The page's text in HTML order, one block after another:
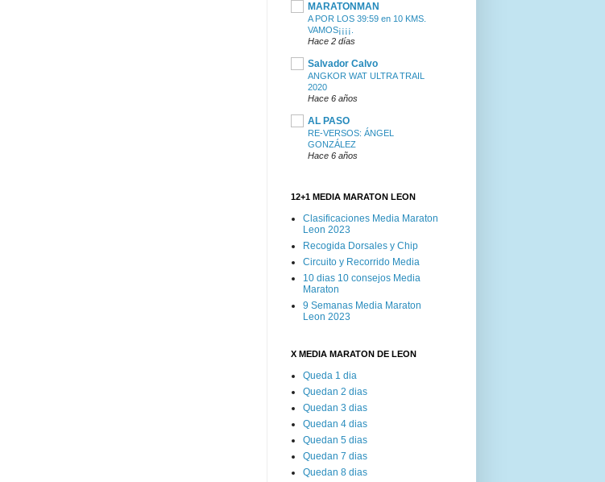
MARATONMAN
A POR LOS 39:59 en 10 KMS.
VAMOS¡¡¡¡.
Hace 2 días
Salvador Calvo
ANGKOR WAT ULTRA TRAIL
2020
Hace 6 años
AL PASO
RE-VERSOS: ÁNGEL
GONZÁLEZ
Hace 6 años
12+1 MEDIA MARATON LEON
Clasificaciones Media Maraton
Leon 2023
Recogida Dorsales y Chip
Circuito y Recorrido Media
10 dias 10 consejos Media
Maraton
9 Semanas Media Maraton
Leon 2023
X MEDIA MARATON DE LEON
Queda 1 dia
Quedan 2 dias
Quedan 3 dias
Quedan 4 dias
Quedan 5 dias
Quedan 7 dias
Quedan 8 dias